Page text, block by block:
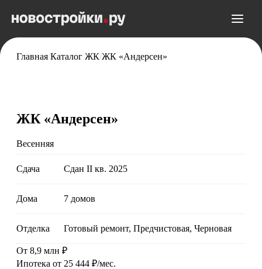
Главная/Каталог ЖК/ЖК «Андерсен»
ЖК «Андерсен»
Весенняя
Сдача Сдан II кв. 2025
Дома 7 домов
Отделка Готовый ремонт, Предчистовая, Черновая
От 8,9 млн ₽
Ипотека от 25 444 ₽/мес.